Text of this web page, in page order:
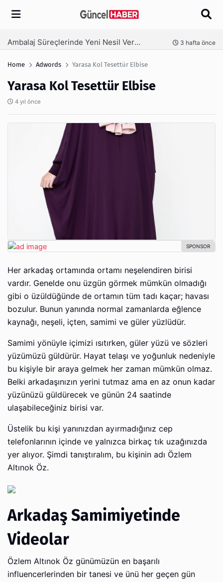
Arama
Ambalaj Süreçlerinde Yeni Nesil Verimliliği Olimpack ile Yakalayın 3 hafta önce
Home Adwords Yarasa Kol Tesettür Elbise
Yarasa Kol Tesettür Elbise
4 yıl önce
Her arkadaş ortamında ortamı neşelendiren birisi
vardır. Genelde onu üzgün görmek mümkün olmadığı
gibi o üzüldüğünde de ortamın tüm tadı kaçar; havası
bozulur. Bunun yanında normal zamanlarda eğlence
kaynağı, neşeli, içten, samimi ve güler yüzlüdür.
Samimi yönüyle içimizi ısıtırken, güler yüzü ve sözleri
yüzümüzü güldürür. Hayat telaşı ve yoğunluk nedeniyle
bu kişiyle bir araya gelmek her zaman mümkün olmaz.
Belki arkadaşınızın yerini tutmaz ama en az onun kadar
yüzünüzü güldürecek ve günün 24 saatinde
ulaşabileceğiniz birisi var.
Üstelik bu kişi yanınızdan ayırmadığınız cep
telefonlarının içinde ve yalnızca birkaç tık uzağınızda
yer alıyor. Şimdi tanıştıralım, bu kişinin adı Özlem
Altınok Öz.
Arkadaş Samimiyetinde
Videolar
Özlem Altınok Öz günümüzün en başarılı
influencerlerinden bir tanesi ve ünü her geçen gün